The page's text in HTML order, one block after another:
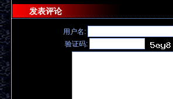
发表评论
用户名:
验证码: